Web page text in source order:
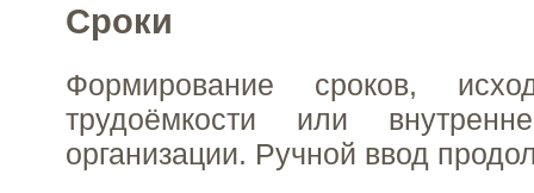
Сроки
Формирование сроков,
трудоёмкости или
организации. Ручной ввод